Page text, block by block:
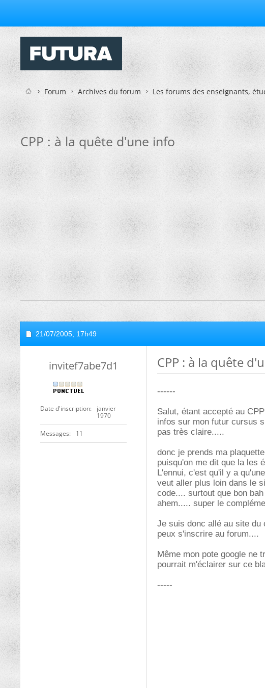
Forum Archives du forum Les forums des enseignants,
CPP : à la quête d'une info
21/07/2005, 17h49
invitef7abe7d1
Date d'inscription
janvier
1970
Messages 11
CPP : à la quête
------
Salut, étant accepté au
infos sur mon futur cursus
pas très claire.....
donc je prends ma
puisqu'on me dit que la les
L'ennui, c'est qu'il y a
veut aller plus loin dans le
code.... surtout que bon
ahem..... super le
Je suis donc allé au site du
peux s'inscrire au forum....
Même mon pote google ne
pourrait m'éclairer sur ce
-----